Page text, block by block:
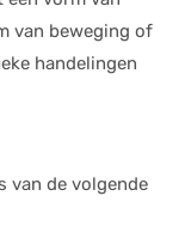
van beweging of
handelingen
van de volgende